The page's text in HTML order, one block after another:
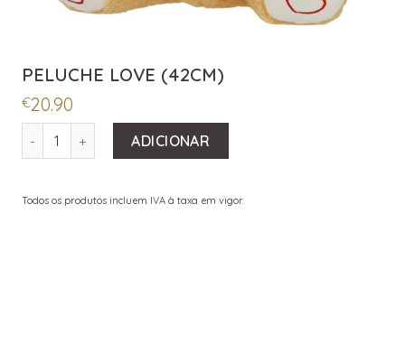
PELUCHE LOVE (42CM)
€20.90
QUANTIDADE DE PELUCHE LOVE (42CM)
ADICIONAR
Todos os produtos incluem IVA à taxa em vigor.